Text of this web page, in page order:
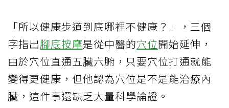
「所以健康步道到底哪裡不健康？」，三個
字指出腳底按摩是從中醫的穴位開始延伸，
由於穴位直通五臟六腑，只要穴位打通就能
變得更健康，但他認為穴位是不是能治療內
臟，這件事還缺乏大量科學論證。